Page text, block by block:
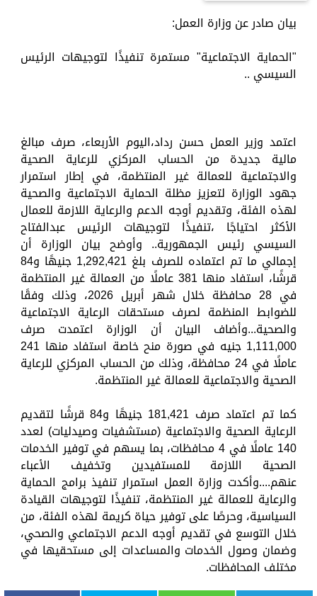
بيان صادر عن وزارة العمل:
"الحماية الاجتماعية" مستمرة تنفيذًا لتوجيهات الرئيس
السيسي ..
اعتمد وزير العمل حسن رداد،اليوم الأربعاء، صرف مبالغ
مالية جديدة من الحساب المركزي للرعاية الصحية
والاجتماعية للعمالة غير المنتظمة، في إطار استمرار
جهود الوزارة لتعزيز مظلة الحماية الاجتماعية والصحية
لهذه الفئة، وتقديم أوجه الدعم والرعاية اللازمة للعمال
الأكثر احتياجًا ،تنفيذًا لتوجيهات الرئيس عبدالفتاح
السيسي رئيس الجمهورية.. وأوضح بيان الوزارة أن
إجمالي ما تم اعتماده للصرف بلغ 1,292,421 جنيهًا و84
قرشًا، استفاد منها 381 عاملًا من العمالة غير المنتظمة
في 28 محافظة خلال شهر أبريل 2026، وذلك وفقًا
للضوابط المنظمة لصرف مستحقات الرعاية الاجتماعية
والصحية...وأضاف البيان أن الوزارة اعتمدت صرف
1,111,000 جنيه في صورة منح خاصة استفاد منها 241
عاملًا في 24 محافظة، وذلك من الحساب المركزي للرعاية
الصحية والاجتماعية للعمالة غير المنتظمة.
كما تم اعتماد صرف 181,421 جنيهًا و84 قرشًا لتقديم
الرعاية الصحية والاجتماعية (مستشفيات وصيدليات) لعدد
140 عاملًا في 4 محافظات، بما يسهم في توفير الخدمات
الصحية اللازمة للمستفيدين وتخفيف الأعباء
عنهم....وأكدت وزارة العمل استمرار تنفيذ برامج الحماية
والرعاية للعمالة غير المنتظمة، تنفيذًا لتوجيهات القيادة
السياسية، وحرصًا على توفير حياة كريمة لهذه الفئة، من
خلال التوسع في تقديم أوجه الدعم الاجتماعي والصحي،
وضمان وصول الخدمات والمساعدات إلى مستحقيها في
مختلف المحافظات.